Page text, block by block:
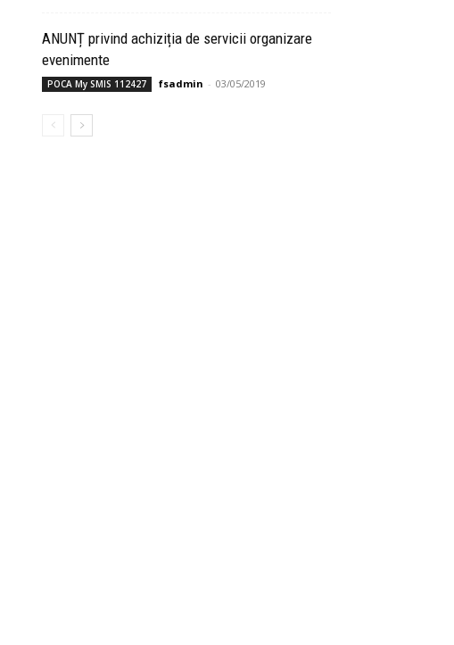
ANUNȚ privind achiziția de servicii organizare
evenimente
POCA My SMIS 112427 fsadmin - 03/05/2019